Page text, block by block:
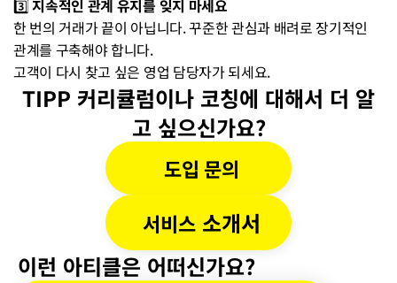
3️⃣ 지속적인 관계 유지를 잊지 마세요
한 번의 거래가 끝이 아닙니다. 꾸준한 관심과 배려로 장기적인
관계를 구축해야 합니다.
고객이 다시 찾고 싶은 영업 담당자가 되세요.
TIPP 커리큘럼이나 코칭에 대해서 더 알
고 싶으신가요?
도입 문의
서비스 소개서
이런 아티클은 어떠신가요?